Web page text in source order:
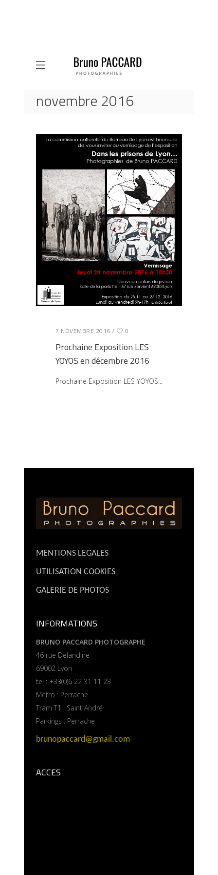
novembre 2016
7 NOVEMBRE 2016 0
Prochaine Exposition LES
YOYOS en décembre 2016
Prochaine Exposition LES YOYOS
MENTIONS LEGALES
UTILISATION COOKIES
GALERIE DE PHOTOS
INFORMATIONS
BRUNO PACCARD PHOTOGRAPHE
46 rue Delandine
69002 Lyon
tel : +33(0)6 22 31 11 23
Métro : Perrache
Tram T1 : Saint André
Parkings : Perrache
brunopaccard@gmail.com
ACCES